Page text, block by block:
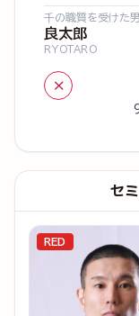
千の職質を受けた男
良太郎
RYOTARO
×
セ
RED